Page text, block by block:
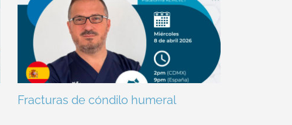
Fracturas de cóndilo humeral